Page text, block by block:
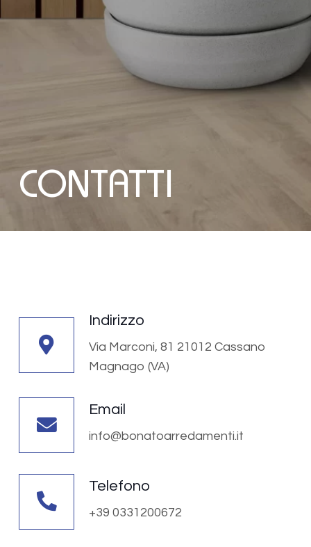
CONTATTI
Indirizzo
Via Marconi, 81 21012 Cassano
Magnago (VA)
Email
info@bonatoarredamenti.it
Telefono
+39 0331200672